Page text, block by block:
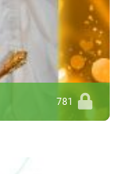
781